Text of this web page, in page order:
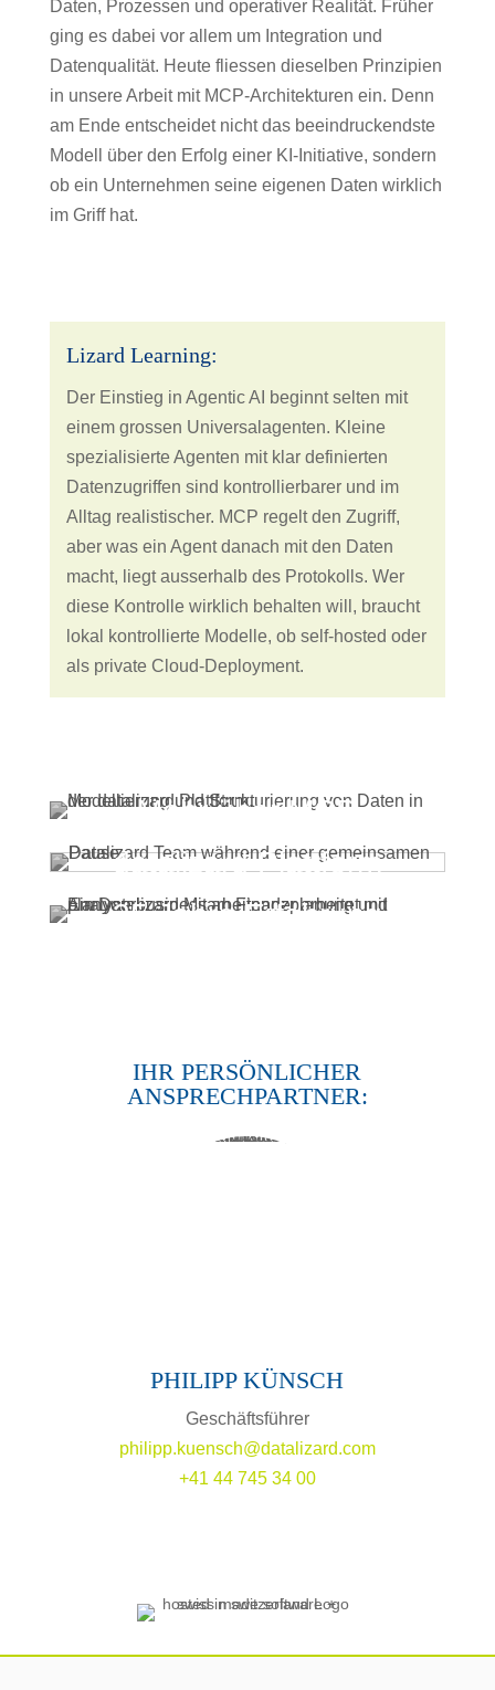
Daten, Prozessen und operativer Realität. Früher
ging es dabei vor allem um Integration und
Datenqualität. Heute fliessen dieselben Prinzipien
in unsere Arbeit mit MCP-Architekturen ein. Denn
am Ende entscheidet nicht das beeindruckendste
Modell über den Erfolg einer KI-Initiative, sondern
ob ein Unternehmen seine eigenen Daten wirklich
im Griff hat.
​Lizard Learning:
Der Einstieg in Agentic AI beginnt selten mit
einem grossen Universalagenten. Kleine
spezialisierte Agenten mit klar definierten
Datenzugriffen sind kontrollierbarer und im
Alltag realistischer. MCP regelt den Zugriff,
aber was ein Agent danach mit den Daten
macht, liegt ausserhalb des Protokolls. Wer
diese Kontrolle wirklich behalten will, braucht
lokal kontrollierte Modelle, ob self-hosted oder
als private Cloud-Deployment.
Mehr über MCP
datalizard Plattform
25 Jahre Erfahrung
IHR PERSÖNLICHER
ANSPRECHPARTNER:
PHILIPP KÜNSCH
Geschäftsführer
philipp.kuensch@datalizard.com
+41 44 745 34 00